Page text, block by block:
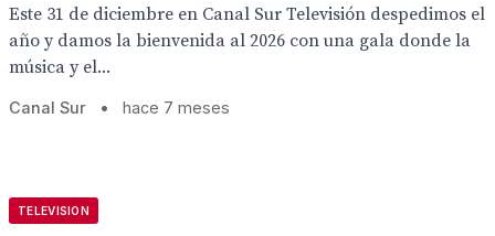
Este 31 de diciembre en Canal Sur Televisión despedimos el
año y damos la bienvenida al 2026 con una gala donde la
música y el...
Canal Sur • hace 7 meses
TELEVISION